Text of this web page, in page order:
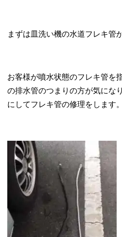
まずは皿洗い機の水道フレキ管
お客様が噴水状態のフレキ管を
の排水管のつまりの方が気にな
にしてフレキ管の修理をします。